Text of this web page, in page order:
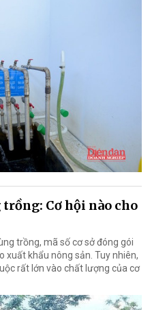
Cơ hội nào cho
trồng, mã số cơ sở đóng gói
xuất khẩu nông sản. Tuy nhiên,
rất lớn vào chất lượng của cơ